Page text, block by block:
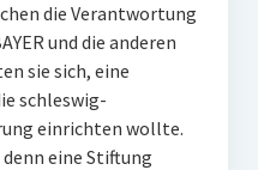
die Verantwortung
und die anderen
sie sich, eine
schleswig-
einrichten wollte.
eine Stiftung